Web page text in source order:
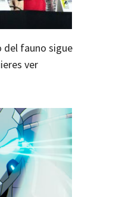
del fauno sigue
ver